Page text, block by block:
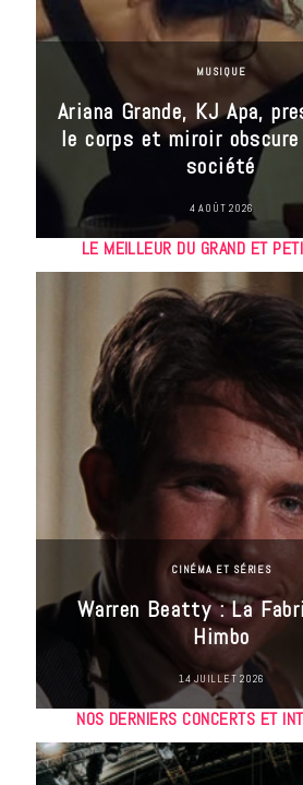
MUSIQUE
Ariana Grande, KJ Apa,
le corps et miroir
société
4 AOÛT 2026
LE MEILLEUR DU GRAND ET
CINÉMA ET SÉRIES
Warren Beatty : La
Himbo
14 JUILLET 2026
NOS DERNIERS CONCERTS ET